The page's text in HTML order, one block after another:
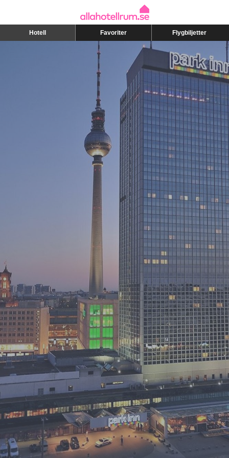
Hotell Favoriter Flygbiljetter